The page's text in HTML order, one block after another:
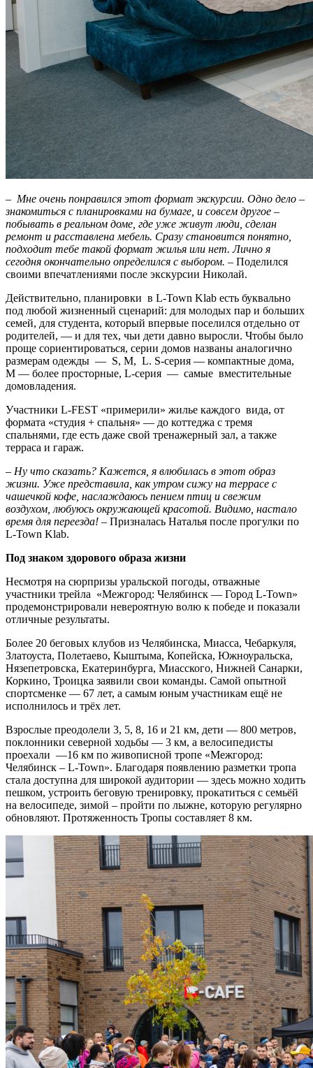
– Мне очень понравился этот формат экскурсии. Одно дело –
знакомиться с планировками на бумаге, и совсем другое –
побывать в реальном доме, где уже живут люди, сделан
ремонт и расставлена мебель. Сразу становится понятно,
подходит тебе такой формат жилья или нет. Лично я
сегодня окончательно определился с выбором. – Поделился
своими впечатлениями после экскурсии Николай.
Действительно, планировки в L-Town Klab есть буквально
под любой жизненный сценарий: для молодых пар и больших
семей, для студента, который впервые поселился отдельно от
родителей, — и для тех, чьи дети давно выросли. Чтобы было
проще сориентироваться, серии домов названы аналогично
размерам одежды — S, M, L. S-серия — компактные дома,
М — более просторные, L-серия — самые вместительные
домовладения.
Участники L-FEST «примерили» жилье каждого вида, от
формата «студия + спальня» — до коттеджа с тремя
спальнями, где есть даже свой тренажерный зал, а также
терраса и гараж.
– Ну что сказать? Кажется, я влюбилась в этот образ
жизни. Уже представила, как утром сижу на террасе с
чашечкой кофе, наслаждаюсь пением птиц и свежим
воздухом, любуюсь окружающей красотой. Видимо, настало
время для переезда! – Призналась Наталья после прогулки по
L-Town Klab.
Под знаком здорового образа жизни
Несмотря на сюрпризы уральской погоды, отважные
участники трейла «Межгород: Челябинск — Город L-Town»
продемонстрировали невероятную волю к победе и показали
отличные результаты.
Более 20 беговых клубов из Челябинска, Миасса, Чебаркуля,
Златоуста, Полетаево, Кыштыма, Копейска, Южноуральска,
Нязепетровска, Екатеринбурга, Миасского, Нижней Санарки,
Коркино, Троицка заявили свои команды. Самой опытной
спортсменке — 67 лет, а самым юным участникам ещё не
исполнилось и трёх лет.
Взрослые преодолели 3, 5, 8, 16 и 21 км, дети — 800 метров,
поклонники северной ходьбы — 3 км, а велосипедисты
проехали —16 км по живописной тропе «Межгород:
Челябинск – L-Town». Благодаря появлению разметки тропа
стала доступна для широкой аудитории — здесь можно ходить
пешком, устроить беговую тренировку, прокатиться с семьёй
на велосипеде, зимой – пройти по лыжне, которую регулярно
обновляют. Протяженность Тропы составляет 8 км.